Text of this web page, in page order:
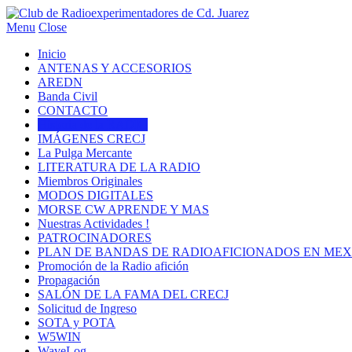
Menu Close
Inicio
ANTENAS Y ACCESORIOS
AREDN
Banda Civil
CONTACTO
IMÁGENES CRECJ
La Pulga Mercante
LITERATURA DE LA RADIO
Miembros Originales
MODOS DIGITALES
MORSE CW APRENDE Y MAS
Nuestras Actividades !
PATROCINADORES
PLAN DE BANDAS DE RADIOAFICIONADOS EN
Promoción de la Radio afición
Propagación
SALÓN DE LA FAMA DEL CRECJ
Solicitud de Ingreso
SOTA y POTA
W5WIN